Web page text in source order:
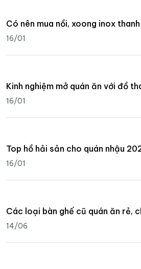
Có nên mua nồi, xoong inox
16/01
Kinh nghiệm mở quán ăn với đồ
16/01
Top hồ hải sản cho quán nhậu
16/01
Các loại bàn ghế cũ quán ăn rẻ,
14/06